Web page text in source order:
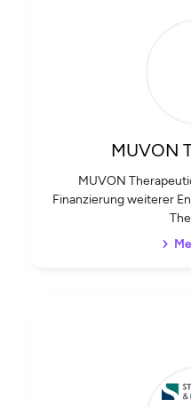
MUVON
MUVON
Finanzierung weiterer